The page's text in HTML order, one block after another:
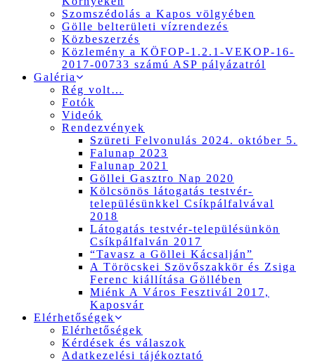
Szomszédolás a Kapos völgyében
Gölle belterületi vízrendezés
Közbeszerzés
Közlemény a KÖFOP-1.2.1-VEKOP-16-
2017-00733 számú ASP pályázatról
Galéria
Rég volt…
Fotók
Videók
Rendezvények
Szüreti Felvonulás 2024. október 5.
Falunap 2023
Falunap 2021
Göllei Gasztro Nap 2020
Kölcsönös látogatás testvér-
településünkkel Csíkpálfalvával
2018
Látogatás testvér-településünkön
Csíkpálfalván 2017
“Tavasz a Göllei Kácsalján”
A Töröcskei Szövőszakkör és Zsiga
Ferenc kiállítása Göllében
Miénk A Város Fesztivál 2017,
Kaposvár
Elérhetőségek
Elérhetőségek
Kérdések és válaszok
Adatkezelési tájékoztató